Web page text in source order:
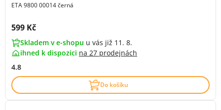
ETA 9800 00014 černá
Cena s DPH:
599 Kč
Skladem v e-shopu u vás již 11. 8.
ihned k dispozici na 27 prodejnách
4.8
Do košíku